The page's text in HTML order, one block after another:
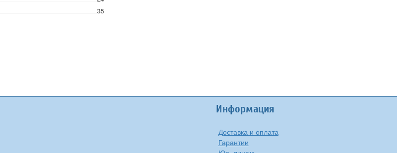
35
Информация
Доставка и оплата
Гарантии